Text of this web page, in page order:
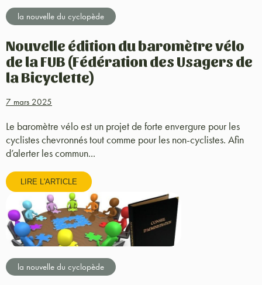
la nouvelle du cyclopède
Nouvelle édition du baromètre vélo
de la FUB (Fédération des Usagers de
la Bicyclette)
7 mars 2025
Le baromètre vélo est un projet de forte envergure pour les
cyclistes chevronnés tout comme pour les non-cyclistes. Afin
d’alerter les commun...
LIRE L'ARTICLE
la nouvelle du cyclopède